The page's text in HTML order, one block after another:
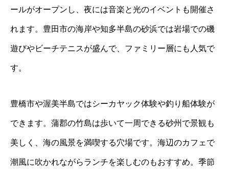
ールがオープンし、夜には音楽と光のイベントも開催さ
れます。豊田市の海岸や知多半島の砂浜では岩場での磯
遊びやビーチテニスが盛んで、ファミリー層にも人気で
す。
豊橋市や渥美半島ではシーカヤック体験や釣り船体験が
できます。蒲郡の竹島は歩いて一周できる砂州で景観も
美しく、海の風景を満喫する穴場です。海辺のカフェで
潮風に吹かれながらランチを楽しむのもおすすめ。季節